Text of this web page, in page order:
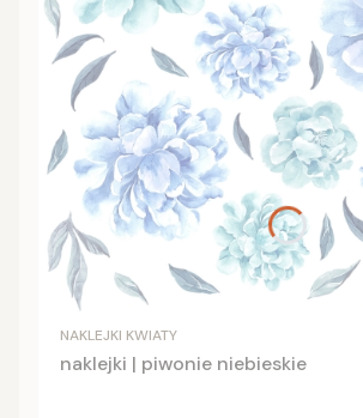
NAKLEJKI KWIATY
naklejki | piwonie niebieskie